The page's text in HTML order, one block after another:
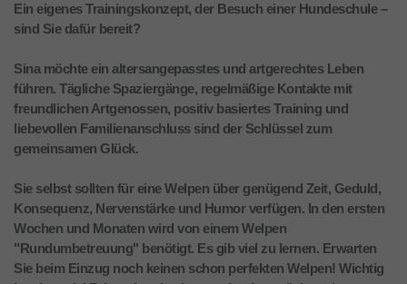
Ein eigenes Trainingskonzept, der Besuch einer Hundeschule –
sind Sie dafür bereit?
Sina möchte ein altersangepasstes und artgerechtes Leben
führen. Tägliche Spaziergänge, regelmäßige Kontakte mit
freundlichen Artgenossen, positiv basiertes Training und
liebevollen Familienanschluss sind der Schlüssel zum
gemeinsamen Glück.
Sie selbst sollten für eine Welpen über genügend Zeit, Geduld,
Konsequenz, Nervenstärke und Humor verfügen. In den ersten
Wochen und Monaten wird von einem Welpen
"Rundumbetreuung" benötigt. Es gib viel zu lernen. Erwarten
Sie beim Einzug noch keinen schon perfekten Welpen! Wichtig